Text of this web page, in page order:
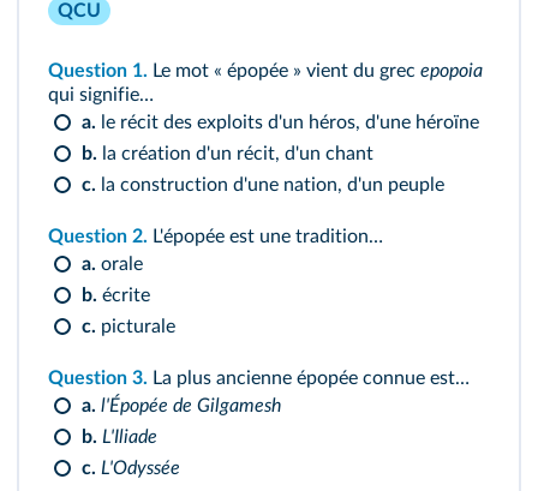
QCU
Question 1. Le mot « épopée » vient du grec epopoia
qui signifie…
a. le récit des exploits d'un héros, d'une héroïne
b. la création d'un récit, d'un chant
c. la construction d'une nation, d'un peuple
Question 2. L'épopée est une tradition…
a. orale
b. écrite
c. picturale
Question 3. La plus ancienne épopée connue est…
a. l'Épopée de Gilgamesh
b. L'Iliade
c. L'Odyssée